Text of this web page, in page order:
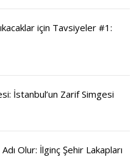
için Tavsiyeler #1:
İstanbul’un Zarif Simgesi
Olur: İlginç Şehir Lakapları